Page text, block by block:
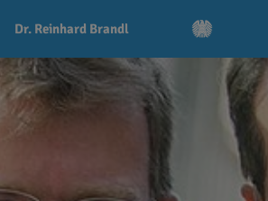
Dr. Reinhard Brandl